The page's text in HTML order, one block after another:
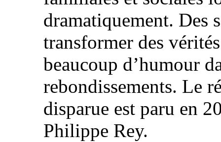
dramatiquement. Des
transformer des
beaucoup d’humour
rebondissements. Le
disparue est paru en
Philippe Rey.